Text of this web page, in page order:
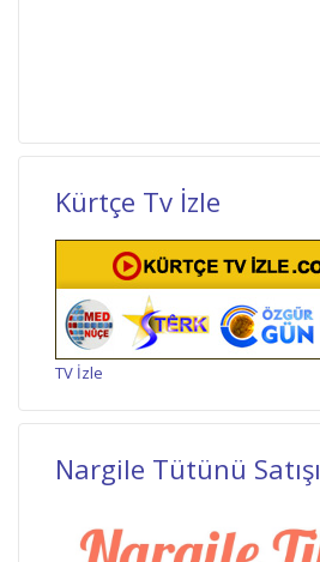
Kürtçe Tv İzle
TV İzle
Nargile Tütünü Satışı